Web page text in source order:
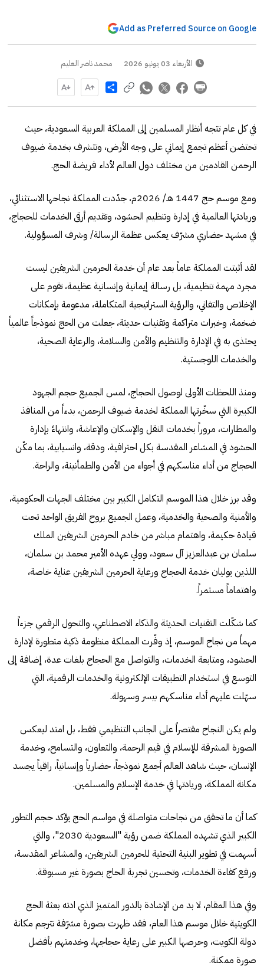
Add as Preferred Source on Google
الأربعاء 03 يونيو 2026 محمد ناصر العليم
Share
في كل عام تتجه أنظار المسلمين إلى المملكة العربية السعودية، حيث
تحتضن أعظم تجمع إيماني على وجه الأرض، وتتشرف بخدمة ضيوف
الرحمن القادمين من مختلف دول العالم لأداء فريضة الحج.
ومع موسم حج 1447 هـ/ 2026م، جدّدت المملكة نجاحها الاستثنائي،
وريادتها العالمية في إدارة وتنظيم الحشود، وتقديم أرقى الخدمات للحجاج،
في مشهد حضاري مشرّف يعكس عظمة الرسالة/ وشرف المسؤولية.
لقد أثبتت المملكة عاماً بعد عام أن خدمة الحرمين الشريفين ليست
مجرد مهمة تنظيمية، بل رسالة إيمانية وإنسانية عظيمة، تقوم على
الإخلاص والتفاني، والرؤية الستراتيجية المتكاملة، مدعومة بإمكانات
ضخمة، وخبرات متراكمة وتقنيات حديثة، جعلت من الحج نموذجاً عالمياً
يحتذى به في الإدارة والتنظيم والأمن والسلامة، والرعاية الصحية،
والخدمات اللوجستية.
ومنذ اللحظات الأولى لوصول الحجاج، لمس الجميع حجم الجهود
الكبيرة التي سخّرتها المملكة لخدمة ضيوف الرحمن، بدءاً من المنافذ
والمطارات، مروراً بخدمات النقل والإسكان والإعاشة، وانتهاءً بإدارة
الحشود في المشاعر المقدسة بكل احترافية، ودقة، وانسيابية، بما مكّن
الحجاج من أداء مناسكهم في أجواء من الأمن والطمأنينة، والراحة.
وقد برز خلال هذا الموسم التكامل الكبير بين مختلف الجهات الحكومية،
والأمنية والصحية والخدمية، وعمل الجميع بروح الفريق الواحد تحت
قيادة حكيمة، واهتمام مباشر من خادم الحرمين الشريفين الملك
سلمان بن عبدالعزيز آل سعود، وولي عهده الأمير محمد بن سلمان،
اللذين يوليان خدمة الحجاج ورعاية الحرمين الشريفين عناية خاصة،
واهتماماً مستمراً.
كما شكّلت التقنيات الحديثة والذكاء الاصطناعي، والتحول الرقمي جزءاً
مهماً من نجاح الموسم، إذ وفّرت المملكة منظومة ذكية متطورة لإدارة
الحشود، ومتابعة الخدمات، والتواصل مع الحجاج بلغات عدة، إضافة إلى
التوسع في استخدام التطبيقات الإلكترونية والخدمات الرقمية، التي
سهّلت عليهم أداء مناسكهم بيسر وسهولة.
ولم يكن النجاح مقتصراً على الجانب التنظيمي فقط، بل امتد ليعكس
الصورة المشرقة للإسلام في قيم الرحمة، والتعاون، والتسامح، وخدمة
الإنسان، حيث شاهد العالم أجمع نموذجاً، حضارياً وإنسانياً، راقياً يجسد
مكانة المملكة، وريادتها في خدمة الإسلام والمسلمين.
كما أن ما تحقق من نجاحات متواصلة في مواسم الحج يؤكد حجم التطور
الكبير الذي تشهده المملكة ضمن رؤية "السعودية 2030"، والتي
أسهمت في تطوير البنية التحتية للحرمين الشريفين، والمشاعر المقدسة،
ورفع كفاءة الخدمات، وتحسين تجربة الحاج بصورة غير مسبوقة.
وفي هذا المقام، لا بد من الإشادة بالدور المتميز الذي ادته بعثة الحج
الكويتية خلال موسم هذا العام، فقد ظهرت بصورة مشرّفة تترجم مكانة
دولة الكويت، وحرصها الكبير على رعاية حجاجها، وخدمتهم بأفضل
صورة ممكنة.